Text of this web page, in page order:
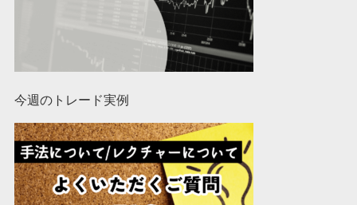
今週のトレード実例